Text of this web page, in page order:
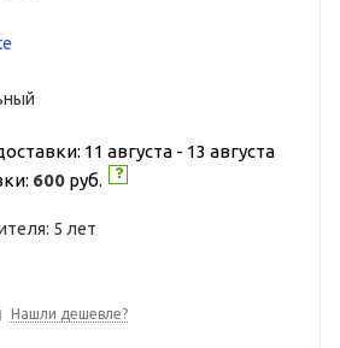
11 августа - 13 августа
600 руб.
5 лет
Нашли дешевле?